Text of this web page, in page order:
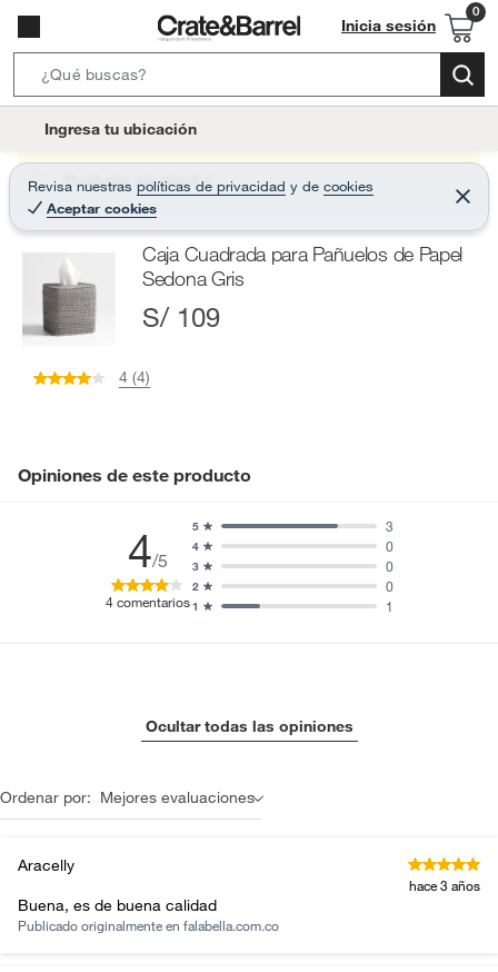
Inicia sesión
e
r
c
B
t
Ingresa tu ubicación
Revisa nuestras políticas de privacidad y de cookies
Aceptar cookies
C
e
r
Producto sin stock :(
Caja Cuadrada para Pañuelos de Papel
Sedona Gris
S/ 109
4 (4)
Opiniones de este producto
4/5
4 comentarios1 1
2 0
3 0
4 0
5 3
Ocultar todas las opiniones
Ordenar por: Mejores evaluaciones
Aracelly
hace 3 años
Buena, es de buena calidad
Publicado originalmente en falabella.com.co